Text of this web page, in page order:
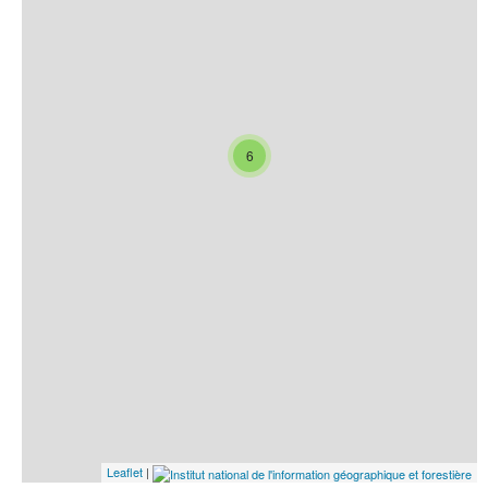
6
Leaflet |